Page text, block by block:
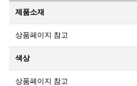
제품소재
상품페이지 참고
색상
상품페이지 참고